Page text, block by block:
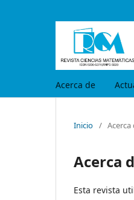
Acerca de
Inicio / Acerca
Acerca
Esta revista